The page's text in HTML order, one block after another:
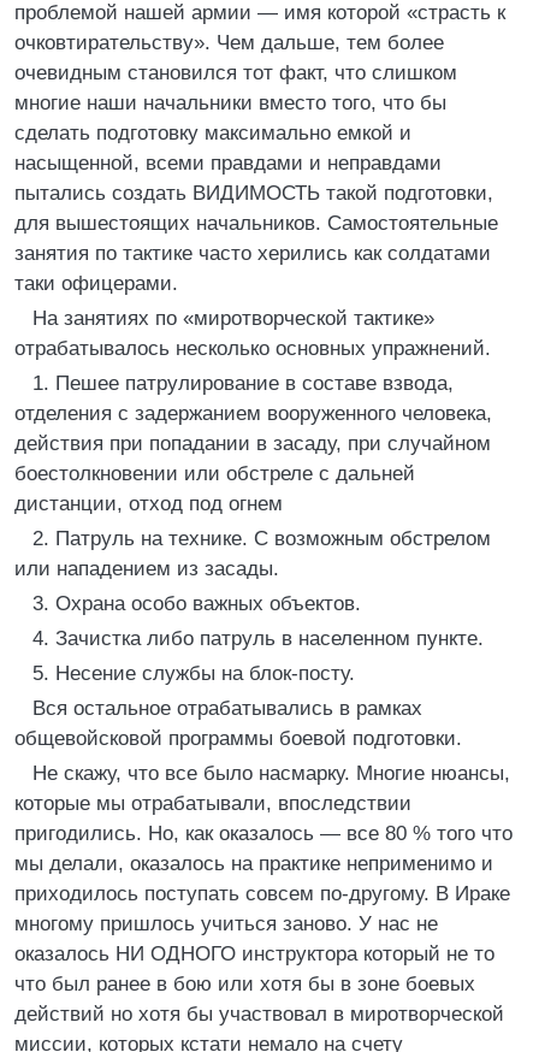
проблемой нашей армии — имя которой «страсть к
очковтирательству». Чем дальше, тем более
очевидным становился тот факт, что слишком
многие наши начальники вместо того, что бы
сделать подготовку максимально емкой и
насыщенной, всеми правдами и неправдами
пытались создать ВИДИМОСТЬ такой подготовки,
для вышестоящих начальников. Самостоятельные
занятия по тактике часто херились как солдатами
таки офицерами.
На занятиях по «миротворческой тактике»
отрабатывалось несколько основных упражнений.
1. Пешее патрулирование в составе взвода,
отделения с задержанием вооруженного человека,
действия при попадании в засаду, при случайном
боестолкновении или обстреле с дальней
дистанции, отход под огнем
2. Патруль на технике. С возможным обстрелом
или нападением из засады.
3. Охрана особо важных объектов.
4. Зачистка либо патруль в населенном пункте.
5. Несение службы на блок-посту.
Вся остальное отрабатывались в рамках
общевойсковой программы боевой подготовки.
Не скажу, что все было насмарку. Многие нюансы,
которые мы отрабатывали, впоследствии
пригодились. Но, как оказалось — все 80 % того что
мы делали, оказалось на практике неприменимо и
приходилось поступать совсем по-другому. В Ираке
многому пришлось учиться заново. У нас не
оказалось НИ ОДНОГО инструктора который не то
что был ранее в бою или хотя бы в зоне боевых
действий но хотя бы участвовал в миротворческой
миссии, которых кстати немало на счету